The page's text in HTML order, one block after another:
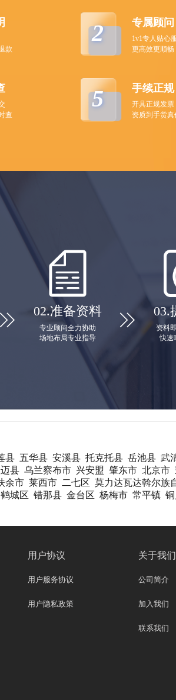
款
2 专属顾问
1v1专人贴心
更高效更顺畅
查
5 手续正规
开具正规发票
资质到手货真
 02.准备资料
专业顾问全力协助
场地布局专业指导
 03.
资料
快速
县 五华县 安溪县 托克托县 岳池县 武
县 乌兰察布市 兴安盟 肇东市 北京市
余市 莱西市 二七区 莫力达瓦达斡尔族
鹤城区 错那县 金台区 杨梅市 常平镇
用户协议
用户服务协议
用户隐私政策
关于我们
公司简介
加入我们
联系我们